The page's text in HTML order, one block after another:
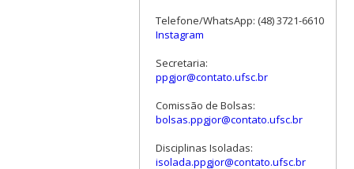
Telefone/WhatsApp: (48) 3721-6610
Instagram
Secretaria:
ppgjor@contato.ufsc.br
Comissão de Bolsas:
bolsas.ppgjor@contato.ufsc.br
Disciplinas Isoladas:
isolada.ppgjor@contato.ufsc.br